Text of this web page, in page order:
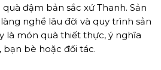
đậm bản sắc xứ Thanh. Sản
nghề lâu đời và quy trình sản
là món quà thiết thực, ý nghĩa
bè hoặc đối tác.